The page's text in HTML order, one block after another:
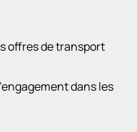
offres de transport
dans les